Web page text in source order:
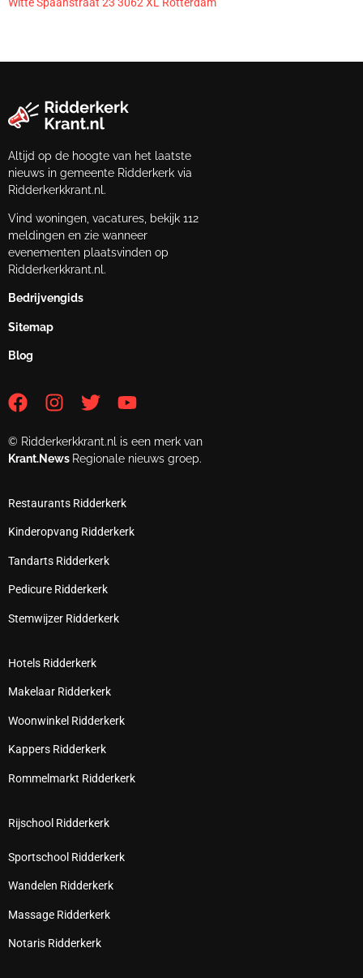
Altijd op de hoogte van het laatste
nieuws in gemeente Ridderkerk via
Ridderkerkkrant.nl.
Vind woningen, vacatures, bekijk 112
meldingen en zie wanneer
evenementen plaatsvinden op
Ridderkerkkrant.nl.
Bedrijvengids
Sitemap
Blog
© Ridderkerkkrant.nl is een merk van
Krant.News Regionale nieuws groep.
Restaurants Ridderkerk
Kinderopvang Ridderkerk
Tandarts Ridderkerk
Pedicure Ridderkerk
Stemwijzer Ridderkerk
Hotels Ridderkerk
Makelaar Ridderkerk
Woonwinkel Ridderkerk
Kappers Ridderkerk
Rommelmarkt Ridderkerk
Rijschool Ridderkerk
Sportschool Ridderkerk
Wandelen Ridderkerk
Massage Ridderkerk
Notaris Ridderkerk